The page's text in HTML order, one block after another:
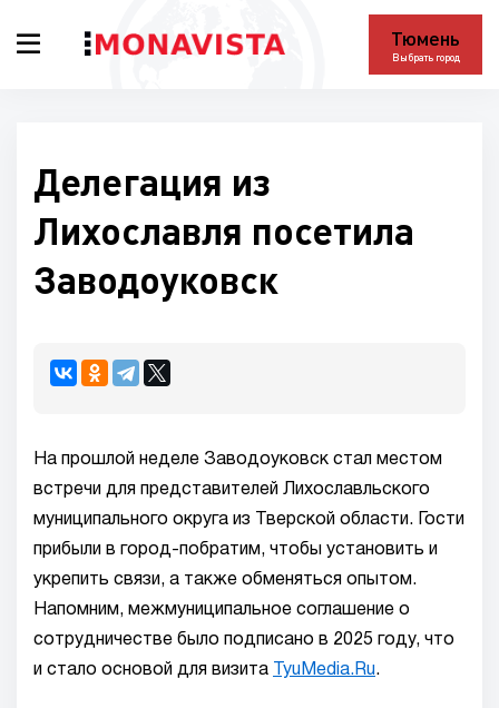
Тюмень
Выбрать город
Делегация из
Лихославля посетила
Заводоуковск
На прошлой неделе Заводоуковск стал местом
встречи для представителей Лихославльского
муниципального округа из Тверской области. Гости
прибыли в город-побратим, чтобы установить и
укрепить связи, а также обменяться опытом.
Напомним, межмуниципальное соглашение о
сотрудничестве было подписано в 2025 году, что
и стало основой для визита
TyuMedia.Ru .